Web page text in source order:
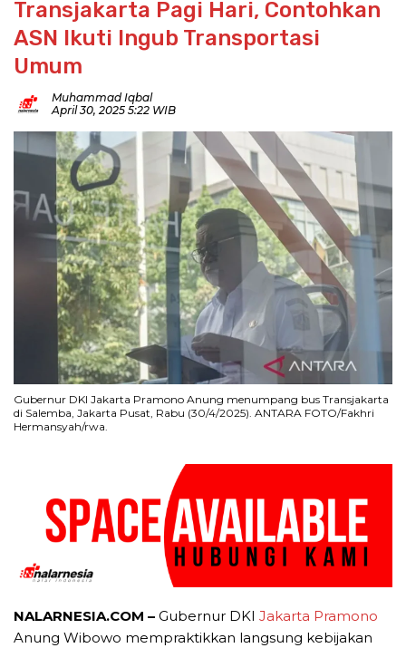
Transjakarta Pagi Hari, Contohkan
ASN Ikuti Ingub Transportasi
Umum
Muhammad Iqbal
April 30, 2025 5:22 WIB
Gubernur DKI Jakarta Pramono Anung menumpang bus Transjakarta
di Salemba, Jakarta Pusat, Rabu (30/4/2025). ANTARA FOTO/Fakhri
Hermansyah/rwa.
NALARNESIA.COM – Gubernur DKI Jakarta Pramono
Anung Wibowo mempraktikkan langsung kebijakan